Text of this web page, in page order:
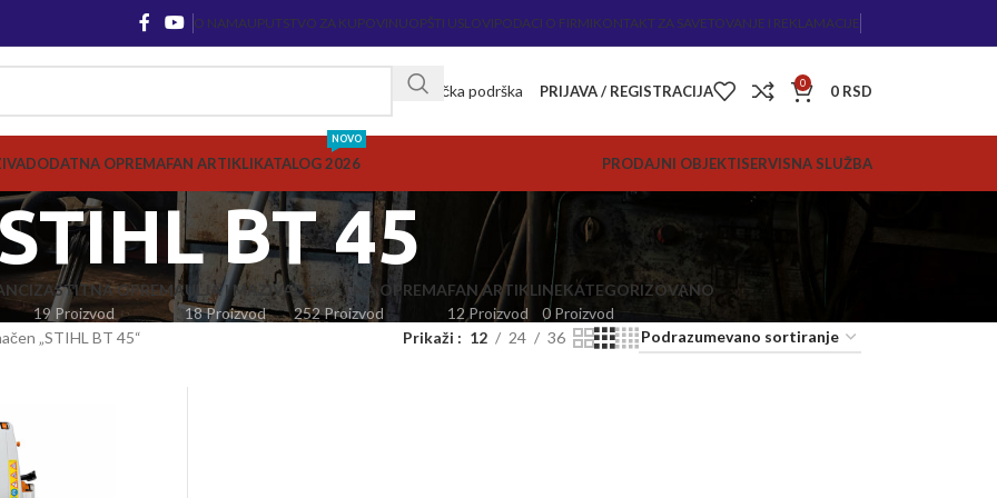
O NAMAUPUTSTVO ZA KUPOVINUOPŠTI USLOVIPODACI O FIRMIKONTAKT ZA SAVETOVANJE I REKLAMACIJE
Korisnička podrška PRIJAVA / REGISTRACIJA 0 0 RSD
DODATNA OPREMAFAN ARTIKLIKATALOG 2026
NOVO
PRODAJNI OBJEKTISERVISNA SLUŽBA
STIHL BT 45
ZAŠTITNA OPREMA
19 Proizvod
ULJA I MAZIVA
18 Proizvod
DODATNA OPREMA
252 Proizvod
FAN ARTIKLI
12 Proizvod
NEKATEGORIZOVANO
0 Proizvod
„STIHL BT 45“ Prikaži 12 24 36